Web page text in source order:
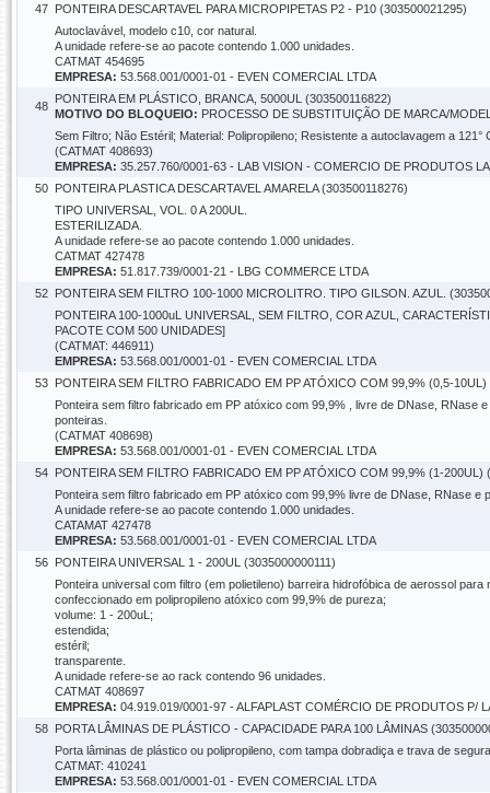
47 PONTEIRA DESCARTAVEL PARA MICROPIPETAS P2 - P10 (303500021295)
Autoclavável, modelo c10, cor natural.
A unidade refere-se ao pacote contendo 1.000 unidades.
CATMAT 454695
EMPRESA: 53.568.001/0001-01 - EVEN COMERCIAL LTDA
48
PONTEIRA EM PLÁSTICO, BRANCA, 5000UL (303500116822)
MOTIVO DO BLOQUEIO: PROCESSO DE SUBSTITUIÇÃO DE MARCA/
Sem Filtro; Não Estéril; Material: Polipropileno; Resistente a autoclavagem a
(CATMAT 408693)
EMPRESA: 35.257.760/0001-63 - LAB VISION - COMERCIO DE PRODUTOS
50 PONTEIRA PLASTICA DESCARTAVEL AMARELA (303500118276)
TIPO UNIVERSAL, VOL. 0 A 200UL.
ESTERILIZADA.
A unidade refere-se ao pacote contendo 1.000 unidades.
CATMAT 427478
EMPRESA: 51.817.739/0001-21 - LBG COMMERCE LTDA
52 PONTEIRA SEM FILTRO 100-1000 MICROLITRO. TIPO GILSON. AZUL.
PONTEIRA 100-1000uL UNIVERSAL, SEM FILTRO, COR AZUL,
PACOTE COM 500 UNIDADES]
(CATMAT: 446911)
EMPRESA: 53.568.001/0001-01 - EVEN COMERCIAL LTDA
53 PONTEIRA SEM FILTRO FABRICADO EM PP ATÓXICO COM 99,9% (0,5-
Ponteira sem filtro fabricado em PP atóxico com 99,9% , livre de DNase, RNase
ponteiras.
(CATMAT 408698)
EMPRESA: 53.568.001/0001-01 - EVEN COMERCIAL LTDA
54 PONTEIRA SEM FILTRO FABRICADO EM PP ATÓXICO COM 99,9% (1-200UL)
Ponteira sem filtro fabricado em PP atóxico com 99,9% livre de DNase, RNase
A unidade refere-se ao pacote contendo 1.000 unidades.
CATAMAT 427478
EMPRESA: 53.568.001/0001-01 - EVEN COMERCIAL LTDA
56 PONTEIRA UNIVERSAL 1 - 200UL (3035000000111)
Ponteira universal com filtro (em polietileno) barreira hidrofóbica de aerossol para
confeccionado em polipropileno atóxico com 99,9% de pureza;
volume: 1 - 200uL;
estendida;
estéril;
transparente.
A unidade refere-se ao rack contendo 96 unidades.
CATMAT 408697
EMPRESA: 04.919.019/0001-97 - ALFAPLAST COMÉRCIO DE PRODUTOS P/
58 PORTA LÂMINAS DE PLÁSTICO - CAPACIDADE PARA 100 LÂMINAS
Porta lâminas de plástico ou polipropileno, com tampa dobradiça e trava de
CATMAT: 410241
EMPRESA: 53.568.001/0001-01 - EVEN COMERCIAL LTDA